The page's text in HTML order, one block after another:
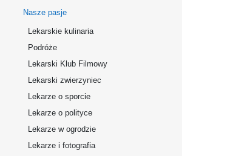
Nasze pasje
Lekarskie kulinaria
Podróże
Lekarski Klub Filmowy
Lekarski zwierzyniec
Lekarze o sporcie
Lekarze o polityce
Lekarze w ogrodzie
Lekarze i fotografia